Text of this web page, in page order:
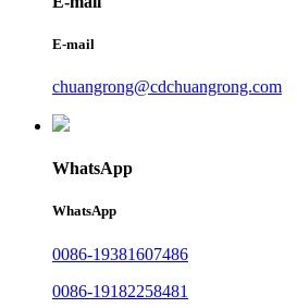
E-mail
chuangrong@cdchuangrong.com
WhatsApp
WhatsApp
0086-19381607486
0086-19182258481